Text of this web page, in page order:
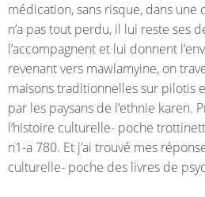
médication, sans risque, dans une
n’a pas tout perdu, il lui reste ses
l’accompagnent et lui donnent
revenant vers mawlamyine, on
maisons traditionnelles sur pilotis
par les paysans de l’ethnie karen.
l’histoire culturelle- poche
n1-a 780. Et j’ai trouvé mes
culturelle- poche des livres de